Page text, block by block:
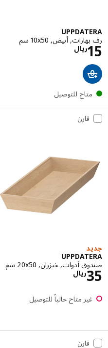
UPPDATERA
رف بهارات, أبيض, ‎10x50 سم‏
ريال15 الاسعار ريال 15
متاح للتوصيل
قارن
جديد
UPPDATERA
صندوق أدوات, خيزران, ‎20x50 سم‏
ريال35 الاسعار ريال 35
غير متاح حالياً للتوصيل
قارن